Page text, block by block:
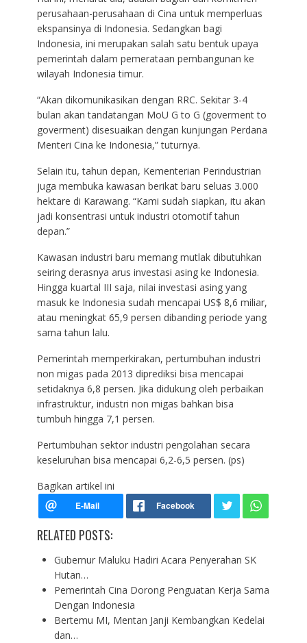
perusahaan-perusahaan di Cina untuk memperluas
ekspansinya di Indonesia. Sedangkan bagi
Indonesia, ini merupakan salah satu bentuk upaya
pemerintah dalam pemerataan pembangunan ke
wilayah Indonesia timur.
“Akan dikomunikasikan dengan RRC. Sekitar 3-4
bulan akan tandatangan MoU G to G (goverment to
goverment) disesuaikan dengan kunjungan Perdana
Menteri Cina ke Indonesia,” tuturnya.
Selain itu, tahun depan, Kementerian Perindustrian
juga membuka kawasan berikat baru seluas 3.000
hektare di Karawang. “Kami sudah siapkan, itu akan
jadi konsentrasi untuk industri otomotif tahun
depan.”
Kawasan industri baru memang mutlak dibutuhkan
seiring derasnya arus investasi asing ke Indonesia.
Hingga kuartal III saja, nilai investasi asing yang
masuk ke Indonesia sudah mencapai US$ 8,6 miliar,
atau meningkat 65,9 persen dibanding periode yang
sama tahun lalu.
Pemerintah memperkirakan, pertumbuhan industri
non migas pada 2013 diprediksi bisa mencapai
setidaknya 6,8 persen. Jika didukung oleh perbaikan
infrastruktur, industri non migas bahkan bisa
tumbuh hingga 7,1 persen.
Pertumbuhan sektor industri pengolahan secara
keseluruhan bisa mencapai 6,2-6,5 persen. (ps)
Bagikan artikel ini
RELATED POSTS:
Gubernur Maluku Hadiri Acara Penyerahan SK
Hutan…
Pemerintah Cina Dorong Penguatan Kerja Sama
Dengan Indonesia
Bertemu MI, Mentan Janji Kembangkan Kedelai
dan…